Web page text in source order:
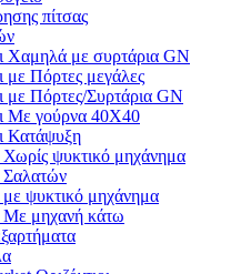
πίτσας
Χαμηλά με συρτάρια GN
με Πόρτες μεγάλες
με Πόρτες/Συρτάρια GN
Με γούρνα 40Χ40
Κατάψυξη
Χωρίς ψυκτικό μηχάνημα
Σαλατών
με ψυκτικό μηχάνημα
Με μηχανή κάτω